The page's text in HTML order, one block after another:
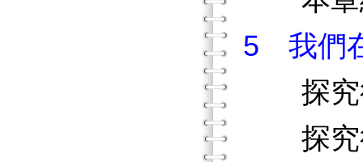
5 我們
探究
探究